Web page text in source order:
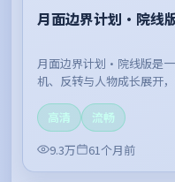
月面边界计划·院线
月面边界计划·院线版是
机、反转与人物成长展开
高清
流畅
9.3万
61个月前